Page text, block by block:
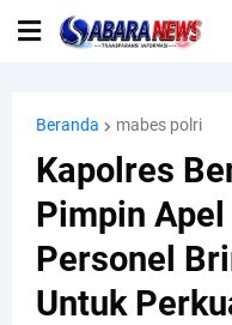
Beranda mabes polri
Kapolres
Pimpin
Personel
Untuk